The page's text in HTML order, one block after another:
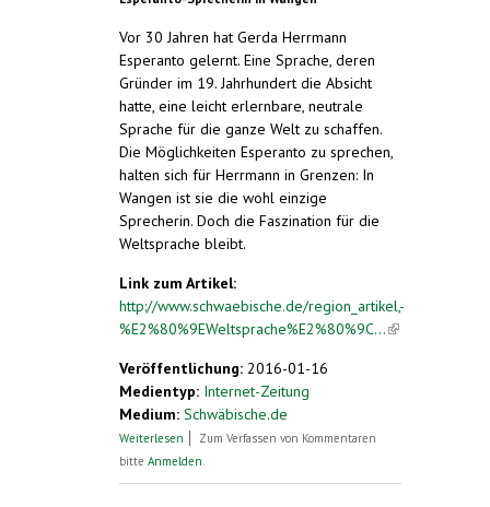
Vor 30 Jahren hat Gerda Herrmann
Esperanto gelernt. Eine Sprache, deren
Gründer im 19. Jahrhundert die Absicht
hatte, eine leicht erlernbare, neutrale
Sprache für die ganze Welt zu schaffen.
Die Möglichkeiten Esperanto zu sprechen,
halten sich für Herrmann in Grenzen: In
Wangen ist sie die wohl einzige
Sprecherin. Doch die Faszination für die
Weltsprache bleibt.
Link zum Artikel:
http://www.schwaebische.de/region_artikel,-
%E2%80%9EWeltsprache%E2%80%9C...(link is
Veröffentlichung: 2016-01-16
Medientyp: Internet-Zeitung
Medium: Schwäbische.de
Weiterlesen über „Weltsprache“ ist in Wangen wohl
Zum Verfassen von Kommentaren
bitte Anmelden.